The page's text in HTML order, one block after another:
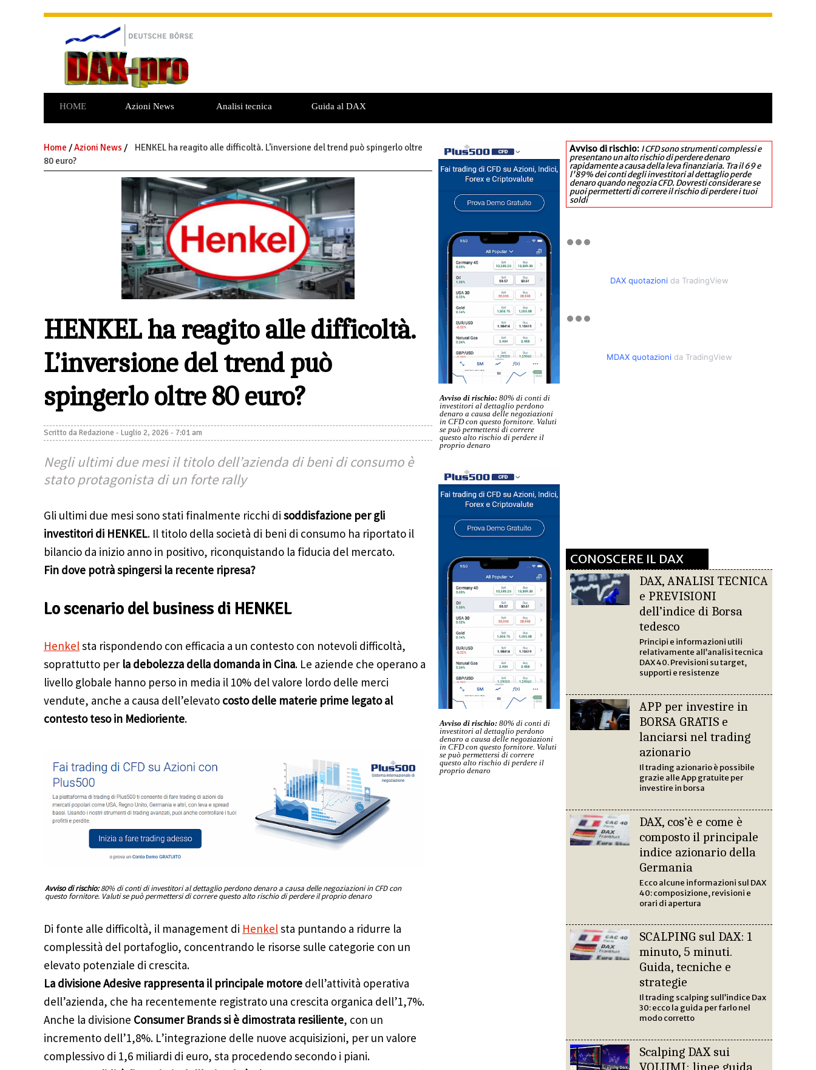
HOME Azioni News Analisi tecnica Guida al DAX
Home /Azioni News /
HENKEL ha reagito alle difficoltà. L’inversione del trend può spingerlo oltre
80 euro?
HENKEL ha reagito alle difficoltà.
L’inversione del trend può
spingerlo oltre 80 euro?
Scritto daRedazione - Luglio 2, 2026 - 7:01 am
Negli ultimi due mesi il titolo dell’azienda di beni di consumo è
stato protagonista di un forte rally
Gli ultimi due mesi sono stati finalmente ricchi di soddisfazione per gli
investitori di HENKEL. Il titolo della società di beni di consumo ha riportato il
bilancio da inizio anno in positivo, riconquistando la fiducia del mercato.
Fin dove potrà spingersi la recente ripresa?
Lo scenario del business di HENKEL
Henkelsta rispondendo con efficacia a un contesto con notevoli difficoltà,
soprattutto per la debolezza della domanda in Cina. Le aziende che operano a
livello globale hanno perso in media il 10% del valore lordo delle merci
vendute, anche a causa dell’elevato costo delle materie prime legato al
contesto teso in Medioriente.
Avviso di rischio:80% di conti di investitori al dettaglio perdono denaro a causa delle negoziazioni in CFD con
questo fornitore. Valuti se può permettersi di correre questo alto rischio di perdere il proprio denaro
Di fonte alle difficoltà, il management di Henkelsta puntando a ridurre la
complessità del portafoglio, concentrando le risorse sulle categorie con un
elevato potenziale di crescita.
La divisione Adesive rappresenta il principale motore dell’attività operativa
dell’azienda, che ha recentemente registrato una crescita organica dell’1,7%.
Anche la divisione Consumer Brands si è dimostrata resiliente, con un
incremento dell’1,8%. L’integrazione delle nuove acquisizioni, per un valore
complessivo di 1,6 miliardi di euro, sta procedendo secondo i piani.
Avviso di rischio: 80% di conti di
investitori al dettaglio perdono
denaro a causa delle negoziazioni
in CFD con questo fornitore. Valuti
se può permettersi di correre
questo alto rischio di perdere il
proprio denaro
Avviso di rischio: 80% di conti di
investitori al dettaglio perdono
denaro a causa delle negoziazioni
in CFD con questo fornitore. Valuti
se può permettersi di correre
questo alto rischio di perdere il
proprio denaro
Avviso di rischio: I CFD sono strumenti complessi e
presentano un alto rischio di perdere denaro
rapidamente a causa della leva finanziaria. Tra il 69 e
l'89% dei conti degli investitori al dettaglio perde
denaro quando negozia CFD. Dovresti considerare se
puoi permetterti di correre il rischio di perdere i tuoi
soldi
DAX quotazionida TradingView
MDAX quotazionida TradingView
CONOSCERE IL DAX
DAX, ANALISI TECNICA
e PREVISIONI
dell’indice di Borsa
tedesco
Principi e informazioni utili
relativamente all’analisi tecnica
DAX 40. Previsioni su target,
supporti e resistenze
APP per investire in
BORSA GRATIS e
lanciarsi nel trading
azionario
Il trading azionario è possibile
grazie alle App gratuite per
investire in borsa
DAX, cos’è e come è
composto il principale
indice azionario della
Germania
Ecco alcune informazioni sul DAX
40: composizione, revisioni e
orari di apertura
SCALPING sul DAX: 1
minuto, 5 minuti.
Guida, tecniche e
strategie
Il trading scalping sull’indice Dax
30: ecco la guida per farlo nel
modo corretto
Scalping DAX sui
VOLUMI: linee guida